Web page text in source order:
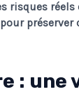
risques réels
préserver
: une